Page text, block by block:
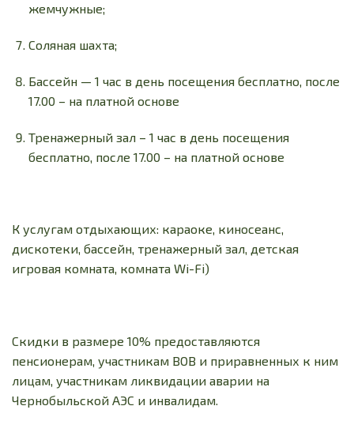
жемчужные;
Соляная шахта;
Бассейн — 1 час в день посещения бесплатно, после
17.00 – на платной основе
Тренажерный зал – 1 час в день посещения
бесплатно, после 17.00 – на платной основе
К услугам отдыхающих: караоке, киносеанс,
дискотеки, бассейн, тренажерный зал, детская
игровая комната, комната Wi-Fi)
Скидки в размере 10% предоставляются
пенсионерам, участникам ВОВ и приравненных к ним
лицам, участникам ликвидации аварии на
Чернобыльской АЭС и инвалидам.